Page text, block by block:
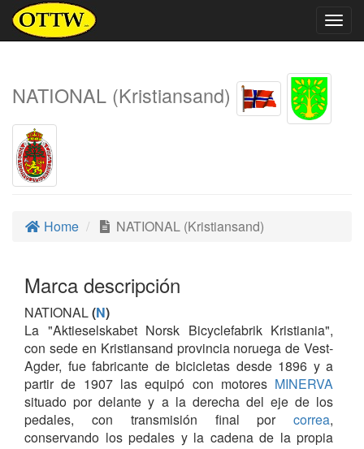
NATIONAL (Kristiansand)
Home NATIONAL (Kristiansand)
Marca descripción
NATIONAL(N)
La "Aktieselskabet Norsk Bicyclefabrik Kristiania",
con sede en Kristiansand provincia noruega de Vest-
Agder, fue fabricante de bicicletas desde 1896 y a
partir de 1907 las equipó con motoresMINERVA
situado por delante y a la derecha del eje de los
pedales, con transmisión final porcorrea,
conservando los pedales y la cadena de la propia